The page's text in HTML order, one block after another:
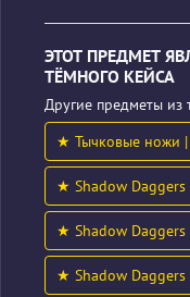
ЭТОТ ПРЕДМЕТ
ТЁМНОГО КЕЙСА
Другие предметы из
★ Тычковые ножи
★ Shadow
★ Shadow
★ Shadow